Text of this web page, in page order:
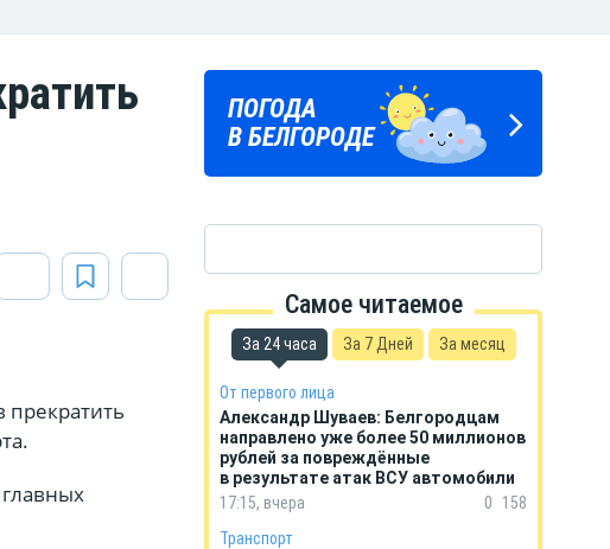
прекратить
ПОГОДА
В БЕЛГОРОДЕ
ГОРОСКОП
НА КАЖДЫЙ ДЕНЬ
Подпишись
на тг-канал
«МОЁ! Белгород»
Самое читаемое
За 24 часа За 7 Дней За месяц
От первого лица
Александр Шуваев: Белгородцам
направлено уже более 50 миллионов
рублей за повреждённые
в результате атак ВСУ автомобили
17:15, вчера
0
158
Транспорт